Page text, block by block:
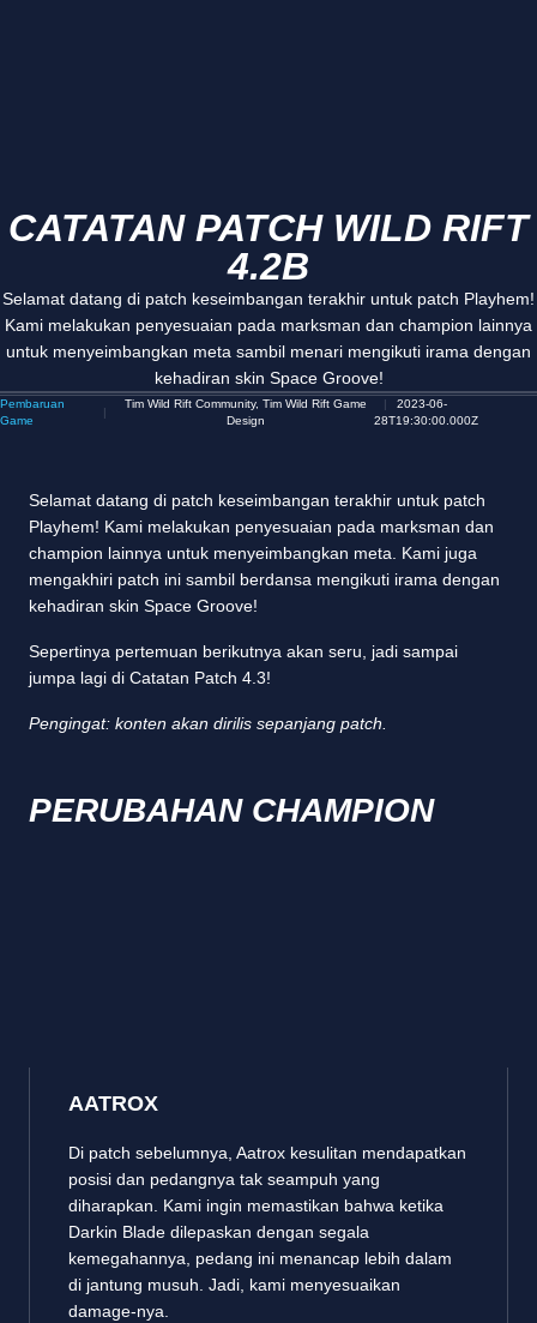
CATATAN PATCH WILD RIFT
4.2B
Selamat datang di patch keseimbangan terakhir untuk patch Playhem!
Kami melakukan penyesuaian pada marksman dan champion lainnya
untuk menyeimbangkan meta sambil menari mengikuti irama dengan
kehadiran skin Space Groove!
Pembaruan
Game
Tim Wild Rift Community, Tim Wild Rift Game
Design
2023-06-
28T19:30:00.000Z
Selamat datang di patch keseimbangan terakhir untuk patch
Playhem! Kami melakukan penyesuaian pada marksman dan
champion lainnya untuk menyeimbangkan meta. Kami juga
mengakhiri patch ini sambil berdansa mengikuti irama dengan
kehadiran skin Space Groove!
Sepertinya pertemuan berikutnya akan seru, jadi sampai
jumpa lagi di Catatan Patch 4.3!
Pengingat: konten akan dirilis sepanjang patch.
PERUBAHAN CHAMPION
AATROX
Di patch sebelumnya, Aatrox kesulitan mendapatkan
posisi dan pedangnya tak seampuh yang
diharapkan. Kami ingin memastikan bahwa ketika
Darkin Blade dilepaskan dengan segala
kemegahannya, pedang ini menancap lebih dalam
di jantung musuh. Jadi, kami menyesuaikan
damage-nya.